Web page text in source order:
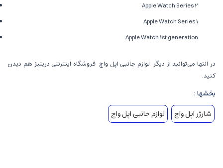
Apple Watch Series 2
Apple Watch Series 1
Apple Watch 1st generation
در انتها می‌توانید از دیگر لوازم جانبی اپل واچ فروشگاه اینترنتی دریتیز هم دیدن
کنید.
بخشها :
شارژر اپل واچ
لوازم جانبی اپل واچ